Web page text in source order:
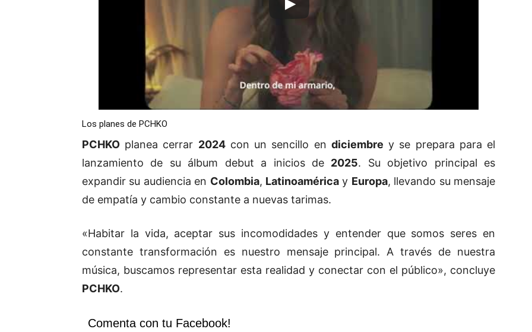
Los planes de PCHKO
PCHKO planea cerrar 2024con un sencillo en diciembre y se prepara para el
lanzamiento de su álbum debut a inicios de 2025. Su objetivo principal es
expandir su audiencia en Colombia, Latinoamérica y Europa, llevando su mensaje
de empatía y cambio constante a nuevas tarimas.
«Habitar la vida, aceptar sus incomodidades y entender que somos seres en
constante transformación es nuestro mensaje principal. A través de nuestra
música, buscamos representar esta realidad y conectar con el público», concluye
PCHKO.
Comenta con tu Facebook!